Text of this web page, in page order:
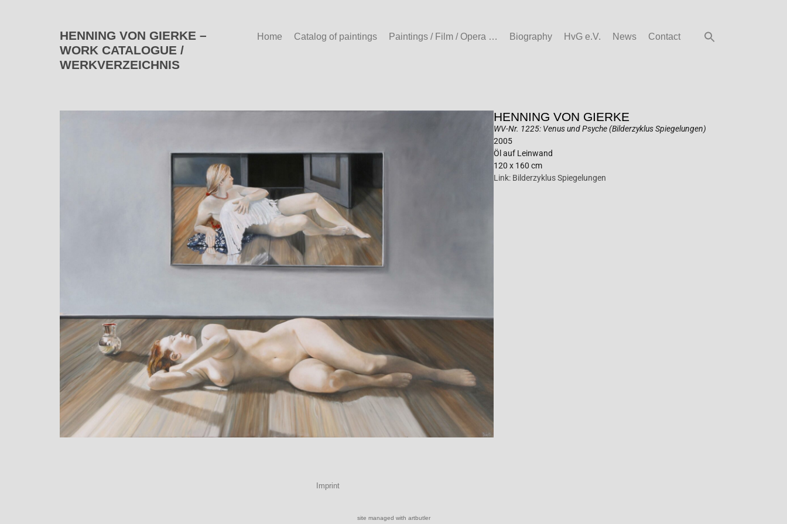
HENNING VON GIERKE –
WORK CATALOGUE /
WERKVERZEICHNIS
Home Catalog of paintings Paintings / Film / Opera … Biography HvG e.V. News Contact
HENNING VON GIERKE
WV-Nr. 1225: Venus und Psyche (Bilderzyklus Spiegelungen)
2005
Öl auf Leinwand
120 x 160 cm
Link: Bilderzyklus Spiegelungen
Imprint
site managed with artbutler